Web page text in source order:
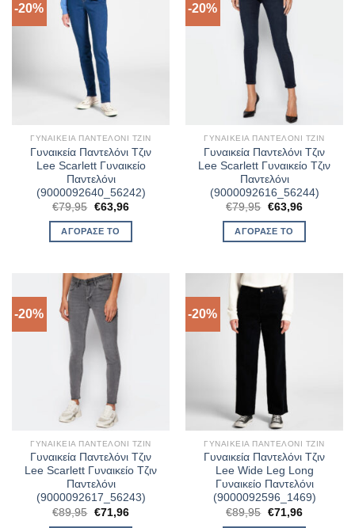
-20%
ΓΥΝΑΙΚΕΊΑ ΠΑΝΤΕΛΌΝΙ ΤΖΙΝ
Γυναικεία Παντελόνι Τζιν
Lee Scarlett Γυναικείο
Παντελόνι
(9000092640_56242)
€79,95 Original
was:
€79,95.
€63,96Η
ΑΓΌΡΑΣΈ ΤΟ
-20%
ΓΥΝΑΙΚΕΊΑ ΠΑΝΤΕΛΌΝΙ ΤΖΙΝ
Γυναικεία Παντελόνι Τζιν
Lee Scarlett Γυναικείο Τζιν
Παντελόνι
(9000092616_56244)
€79,95 Original
was:
€79,95.
€63,96Η
ΑΓΌΡΑΣΈ ΤΟ
-20%
ΓΥΝΑΙΚΕΊΑ ΠΑΝΤΕΛΌΝΙ ΤΖΙΝ
Γυναικεία Παντελόνι Τζιν
Lee Scarlett Γυναικείο Τζιν
Παντελόνι
(9000092617_56243)
€89,95 Original
price
€71,96Η
-20%
ΓΥΝΑΙΚΕΊΑ ΠΑΝΤΕΛΌΝΙ ΤΖΙΝ
Γυναικεία Παντελόνι Τζιν
Lee Wide Leg Long
Γυναικείο Παντελόνι
(9000092596_1469)
€89,95 Original
price
€71,96Η